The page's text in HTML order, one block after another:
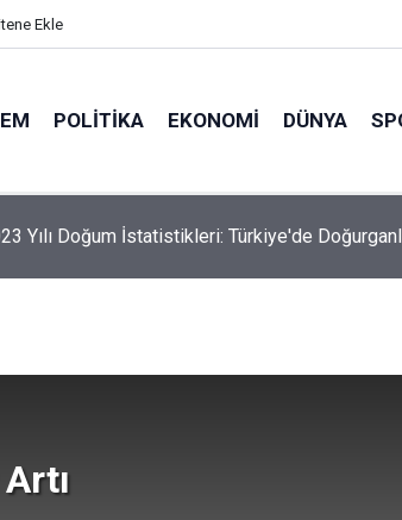
Ekle
POLITIKA EKONOMI DÜNYA
Yılı Doğum İstatistikleri: Türkiye'de